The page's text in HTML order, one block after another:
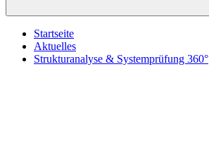
Startseite
Aktuelles
Strukturanalyse & Systemprüfung 360°